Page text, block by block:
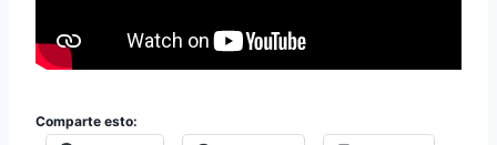
Comparte esto: